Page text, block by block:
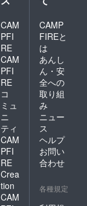
CAM
PFI
RE
CAM
PFI
RE
コ
ミュ
ニ
ティ
CAM
PFI
RE
Crea
tion
CAM
CAMP
FIREと
は
あんし
ん・安
全への
取り組
み
ニュー
ス
ヘルプ
お問い
合わせ
各種規定